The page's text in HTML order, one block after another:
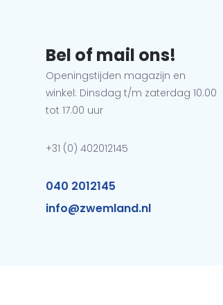
Bel of mail ons!
Openingstijden magazijn en
winkel: Dinsdag t/m zaterdag 10.00
tot 17.00 uur
+31 (0) 402012145
040 2012145
info@zwemland.nl